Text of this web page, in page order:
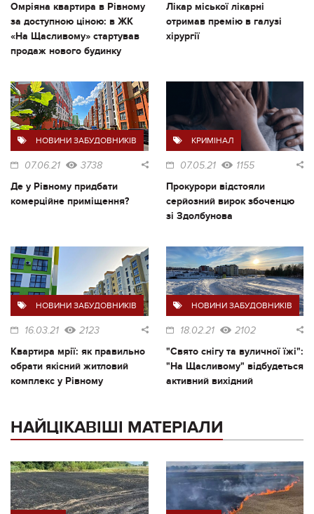
Омріяна квартира в Рівному
за доступною ціною: в ЖК
«На Щасливому» стартував
продаж нового будинку
Лікар міської лікарні
отримав премію в галузі
хірургії
НОВИНИ ЗАБУДОВНИКІВ
07.06.21 3738
Де у Рівному придбати
комерційне приміщення?
КРИМІНАЛ
07.05.21 1155
Прокурори відстояли
серйозний вирок збоченцю
зі Здолбунова
НОВИНИ ЗАБУДОВНИКІВ
16.03.21 2123
Квартира мрії: як правильно
обрати якісний житловий
комплекс у Рівному
НОВИНИ ЗАБУДОВНИКІВ
18.02.21 2102
"Свято снігу та вуличної їжі":
"На Щасливому" відбудеться
активний вихідний
НАЙЦІКАВІШІ МАТЕРІАЛИ